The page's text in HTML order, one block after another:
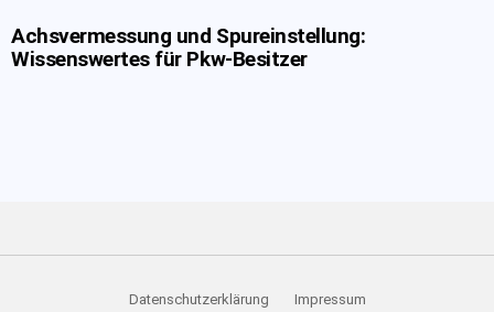
Achsvermessung und Spureinstellung:
Wissenswertes für Pkw-Besitzer
Datenschutzerklärung Impressum